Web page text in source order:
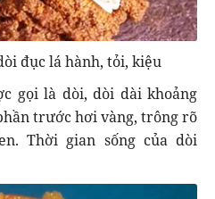
đục lá hành, tỏi, kiệu
gọi là dòi, dòi dài khoảng
trước hơi vàng, trông rõ
Thời gian sống của dòi